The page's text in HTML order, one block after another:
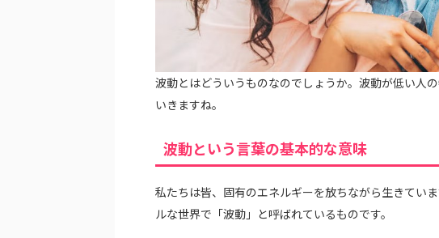
波動とはどういうものなのでしょうか。波動が低い人
いきますね。
波動という言葉の基本的な意味
私たちは皆、固有のエネルギーを放ちながら生きてい
ルな世界で「波動」と呼ばれているものです。